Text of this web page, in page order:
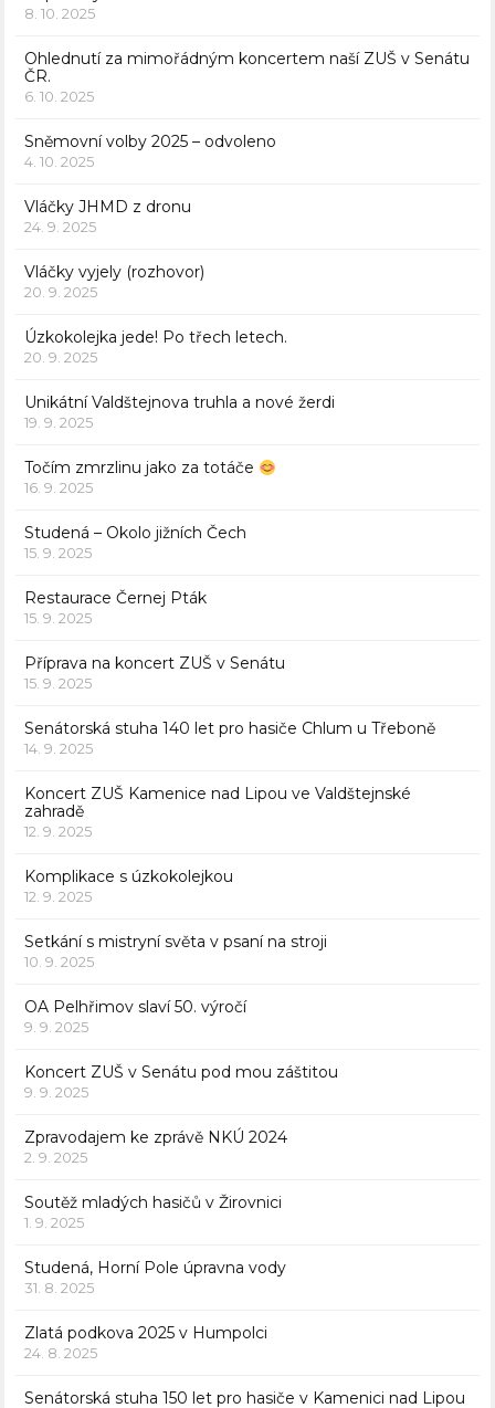
8. 10. 2025
Ohlednutí za mimořádným koncertem naší ZUŠ v Senátu
ČR.
6. 10. 2025
Sněmovní volby 2025 – odvoleno
4. 10. 2025
Vláčky JHMD z dronu
24. 9. 2025
Vláčky vyjely (rozhovor)
20. 9. 2025
Úzkokolejka jede! Po třech letech.
20. 9. 2025
Unikátní Valdštejnova truhla a nové žerdi
19. 9. 2025
Točím zmrzlinu jako za totáče
16. 9. 2025
Studená – Okolo jižních Čech
15. 9. 2025
Restaurace Černej Pták
15. 9. 2025
Příprava na koncert ZUŠ v Senátu
15. 9. 2025
Senátorská stuha 140 let pro hasiče Chlum u Třeboně
14. 9. 2025
Koncert ZUŠ Kamenice nad Lipou ve Valdštejnské
zahradě
12. 9. 2025
Komplikace s úzkokolejkou
12. 9. 2025
Setkání s mistryní světa v psaní na stroji
10. 9. 2025
OA Pelhřimov slaví 50. výročí
9. 9. 2025
Koncert ZUŠ v Senátu pod mou záštitou
9. 9. 2025
Zpravodajem ke zprávě NKÚ 2024
2. 9. 2025
Soutěž mladých hasičů v Žirovnici
1. 9. 2025
Studená, Horní Pole úpravna vody
31. 8. 2025
Zlatá podkova 2025 v Humpolci
24. 8. 2025
Senátorská stuha 150 let pro hasiče v Kamenici nad Lipou